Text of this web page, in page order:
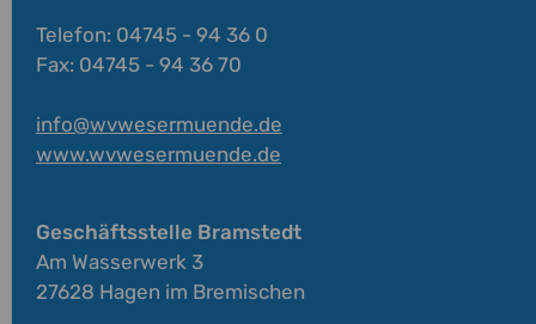
Telefon: 04745 - 94 36 0
Fax: 04745 - 94 36 70
info@wvwesermuende.de
www.wvwesermuende.de
Geschäftsstelle Bramstedt
Am Wasserwerk 3
27628 Hagen im Bremischen